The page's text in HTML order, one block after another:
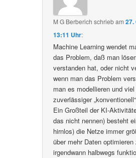
M G Berberich schriebam27.
13:11 Uhr:
Machine Learning wendet
das Problem, daß man
verstanden hat, oder nicht
wenn man das Problem
man es modellieren und
zuverlässiger
Ein Großteil der KI-
das nicht nennen) besteht
hirnlos) die Netze immer
über mehr Daten
irgendwann halbwegs